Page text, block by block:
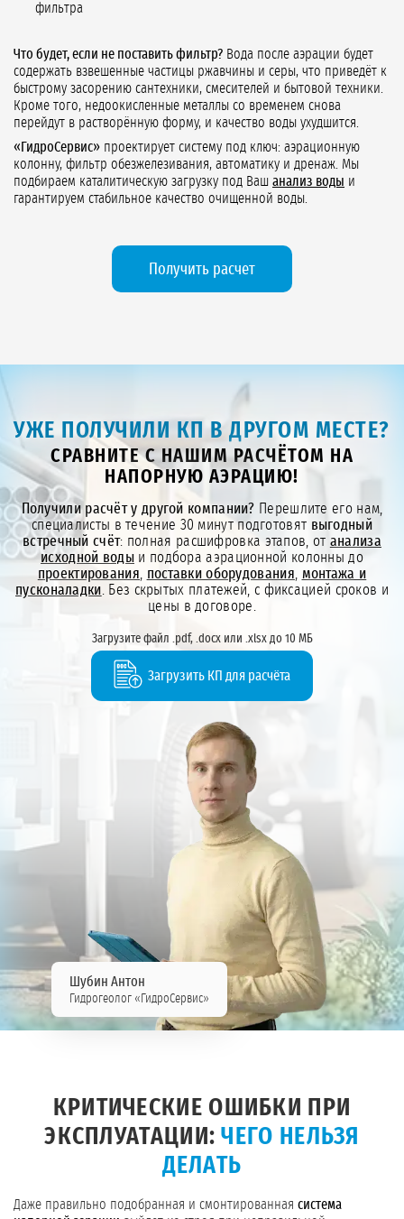
фильтра
Что будет, если не поставить фильтр? Вода после аэрации будет
содержать взвешенные частицы ржавчины и серы, что приведёт к
быстрому засорению сантехники, смесителей и бытовой техники.
Кроме того, недоокисленные металлы со временем снова
перейдут в растворённую форму, и качество воды ухудшится.
«ГидроСервис» проектирует систему под ключ: аэрационную
колонну, фильтр обезжелезивания, автоматику и дренаж. Мы
подбираем каталитическую загрузку под Ваш анализ воды и
гарантируем стабильное качество очищенной воды.
Получить расчет
УЖЕ ПОЛУЧИЛИ КП В ДРУГОМ МЕСТЕ?
СРАВНИТЕ С НАШИМ РАСЧЁТОМ НА
НАПОРНУЮ АЭРАЦИЮ!
Получили расчёт у другой компании? Перешлите его нам,
специалисты в течение 30 минут подготовят выгодный
встречный счёт: полная расшифровка этапов, от анализа
исходной воды и подбора аэрационной колонны до
проектирования поставки оборудования монтажа и
пусконаладки . Без скрытых платежей, с фиксацией сроков и
цены в договоре.
Загрузите файл .pdf, .docx или .xlsx до 10 МБ
Загрузить КП для расчёта
Шубин Антон
Гидрогеолог «ГидроСервис»
КРИТИЧЕСКИЕ ОШИБКИ ПРИ
ЭКСПЛУАТАЦИИ:ЧЕГО НЕЛЬЗЯ
ДЕЛАТЬ
Даже правильно подобранная и смонтированная система